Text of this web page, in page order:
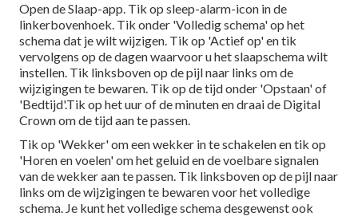
Open de Slaap-app. Tik op sleep-alarm-icon in de
linkerbovenhoek. Tik onder 'Volledig schema' op het
schema dat je wilt wijzigen. Tik op 'Actief op' en tik
vervolgens op de dagen waarvoor u het slaapschema wilt
instellen. Tik linksboven op de pijl naar links om de
wijzigingen te bewaren. Tik op de tijd onder 'Opstaan' of
'Bedtijd'.Tik op het uur of de minuten en draai de Digital
Crown om de tijd aan te passen.
Tik op 'Wekker' om een wekker in te schakelen en tik op
'Horen en voelen' om het geluid en de voelbare signalen
van de wekker aan te passen. Tik linksboven op de pijl naar
links om de wijzigingen te bewaren voor het volledige
schema. Je kunt het volledige schema desgewenst ook